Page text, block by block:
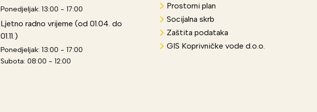
Ponedjeljak: 13:00 - 17:00
Ljetno radno vrijeme (od 01.04. do
01.11.)
Ponedjeljak: 13:00 - 17:00
Subota: 08:00 - 12:00
Prostorni plan
Socijalna skrb
Zaštita podataka
GIS Koprivničke vode d.o.o.